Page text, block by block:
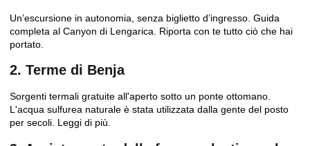
Un’escursione in autonomia, senza biglietto d’ingresso. Guida
completa al Canyon di Lengarica . Riporta con te tutto ciò che hai
portato.
2. Terme di Benja
Sorgenti termali gratuite all'aperto sotto un ponte ottomano.
L'acqua sulfurea naturale è stata utilizzata dalla gente del posto
per secoli. Leggi di più.